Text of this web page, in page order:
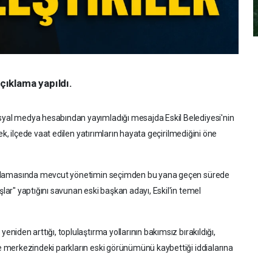
yapıldı.
medya hesabından yayımladığı mesajda Eskil Belediyesi'nin
ilçede vaat edilen yatırımların hayata geçirilmediğini öne
mevcut yönetimin seçimden bu yana geçen sürede
yaptığını savunan eski başkan adayı, Eskil'in temel
arttığı, toplulaştırma yollarının bakımsız bırakıldığı,
merkezindeki parkların eski görünümünü kaybettiği iddialarına